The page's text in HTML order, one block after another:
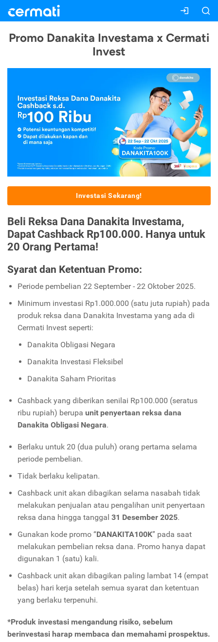
Promo Danakita Investama x Cermati
Invest
Investasi Sekarang!
Beli Reksa Dana Danakita Investama,
Dapat Cashback Rp100.000. Hanya untuk
20 Orang Pertama!
Syarat dan Ketentuan Promo:
Periode pembelian 22 September - 22 Oktober 2025.
Minimum investasi Rp1.000.000 (satu juta rupiah) pada
produk reksa dana Danakita Investama yang ada di
Cermati Invest seperti:
Danakita Obligasi Negara
Danakita Investasi Fleksibel
Danakita Saham Prioritas
Cashback yang diberikan senilai Rp100.000 (seratus
ribu rupiah) berupa unit penyertaan reksa dana
Danakita Obligasi Negara.
Berlaku untuk 20 (dua puluh) orang pertama selama
periode pembelian.
Tidak berlaku kelipatan.
Cashback unit akan dibagikan selama nasabah tidak
melakukan penjualan atau pengalihan unit penyertaan
reksa dana hingga tanggal 31 Desember 2025.
Gunakan kode promo “DANAKITA100K” pada saat
melakukan pembelian reksa dana. Promo hanya dapat
digunakan 1 (satu) kali.
Cashback unit akan dibagikan paling lambat 14 (empat
belas) hari kerja setelah semua syarat dan ketentuan
yang berlaku terpenuhi.
*Produk investasi mengandung risiko, sebelum
berinvestasi harap membaca dan memahami prospektus.